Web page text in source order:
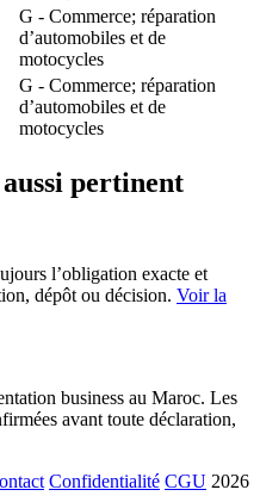
G - Commerce; réparation
d’automobiles et de
motocycles
G - Commerce; réparation
d’automobiles et de
motocycles
pertinent
l’obligation exacte et
dépôt ou décision. Voir la
business au Maroc. Les
avant toute déclaration,
Confidentialité CGU 2026